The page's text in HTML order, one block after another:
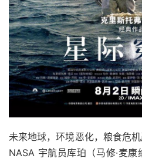
未来地球，环境恶化，粮食危
NASA 宇航员库珀（马修·麦